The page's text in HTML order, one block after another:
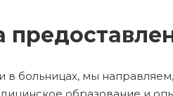
в больницах, мы